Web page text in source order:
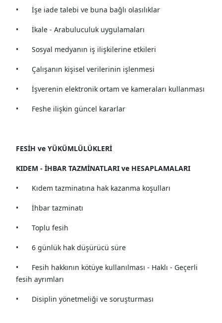
• İşe iade talebi ve buna bağlı olasılıklar
• İkale - Arabuluculuk uygulamaları
• Sosyal medyanın iş ilişkilerine etkileri
• Çalışanın kişisel verilerinin işlenmesi
• İşverenin elektronik ortam ve kameraları kullanması
• Feshe ilişkin güncel kararlar
FESİH ve YÜKÜMLÜLÜKLERİ
KIDEM - İHBAR TAZMİNATLARI ve HESAPLAMALARI
• Kıdem tazminatına hak kazanma koşulları
• İhbar tazminatı
• Toplu fesih
• 6 günlük hak düşürücü süre
•
Fesih hakkının kötüye kullanılması - Haklı - Geçerli
fesih ayrımları
• Disiplin yönetmeliği ve soruşturması